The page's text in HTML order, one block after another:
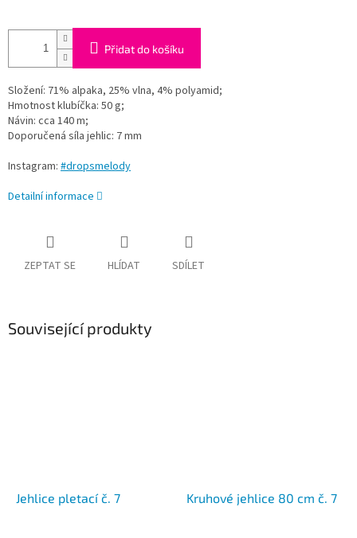
Přidat do košíku
Složení: 71% alpaka, 25% vlna, 4% polyamid;
Hmotnost klubíčka: 50 g;
Návin: cca 140 m;
Doporučená síla jehlic: 7 mm
Instagram: #dropsmelody
Detailní informace
ZEPTAT SE HLÍDAT SDÍLET
Související produkty
Jehlice pletací č. 7 Kruhové jehlice 80 cm č. 7